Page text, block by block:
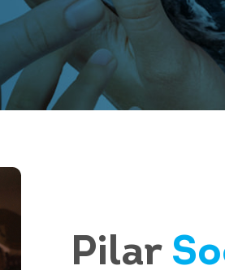
Pilar